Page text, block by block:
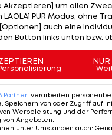
die bereits
andere - Schleck
Zeitfahr-
der Tour 2012
zählt.
zu den kürzeren
Akzeptieren] um allen
PUR Modus, ohne
auch eine
Button links unten bzw.
Partner verarbeiten
: Speichern von oder Zugriff auf
Werbeleistung und der
von Angeboten.
unter Umständen auch: